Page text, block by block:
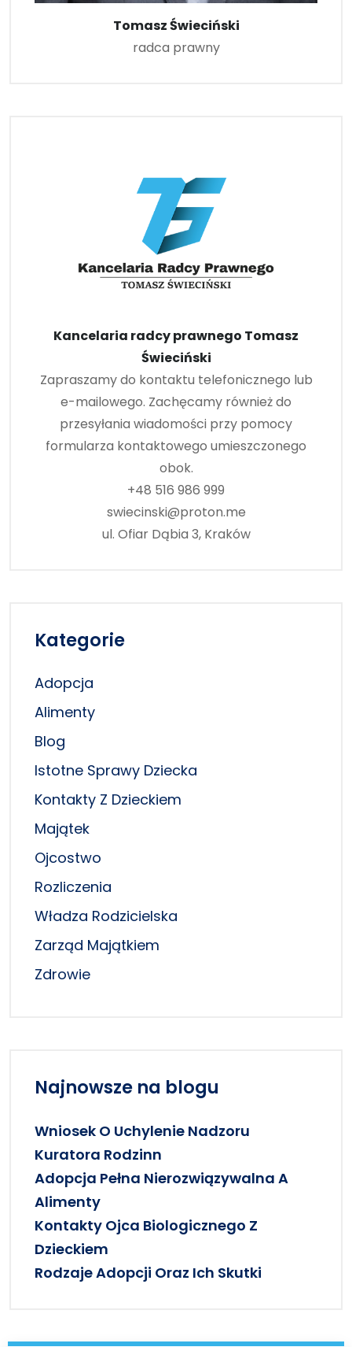
Tomasz Świeciński
radca prawny
Kancelaria radcy prawnego Tomasz
Świeciński
Zapraszamy do kontaktu telefonicznego lub
e-mailowego. Zachęcamy również do
przesyłania wiadomości przy pomocy
formularza kontaktowego umieszczonego
obok.
+48 516 986 999
swiecinski@proton.me
ul. Ofiar Dąbia 3, Kraków
Kategorie
Adopcja
Alimenty
Blog
Istotne Sprawy Dziecka
Kontakty Z Dzieckiem
Majątek
Ojcostwo
Rozliczenia
Władza Rodzicielska
Zarząd Majątkiem
Zdrowie
Najnowsze na blogu
Wniosek O Uchylenie Nadzoru
Kuratora Rodzinn
Adopcja Pełna Nierozwiązywalna A
Alimenty
Kontakty Ojca Biologicznego Z
Dzieckiem
Rodzaje Adopcji Oraz Ich Skutki